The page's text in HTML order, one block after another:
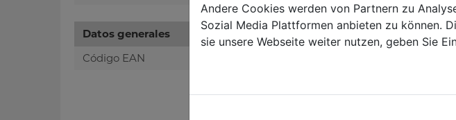
Datos generales
Código EAN
Andere Cookies werden von Partnern zu
Sozial Media Plattformen anbieten zu können.
sie unsere Webseite weiter nutzen, geben Sie